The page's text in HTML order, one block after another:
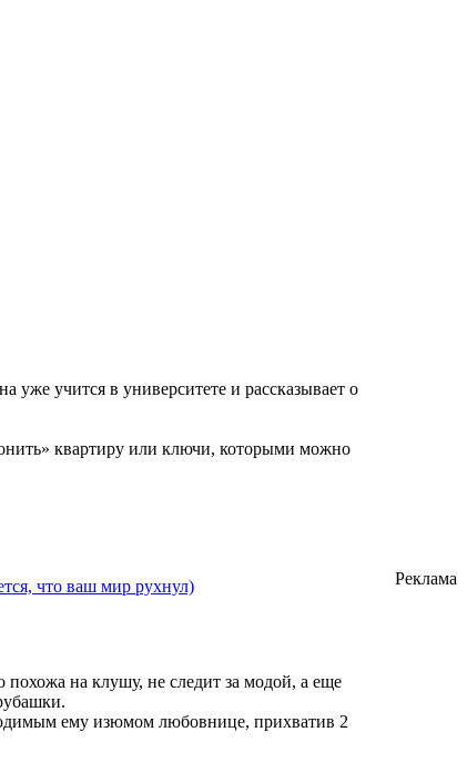
уже учится в университете и рассказывает о
квартиру или ключи, которыми можно
что ваш мир рухнул)
похожа на клушу, не следит за модой, а еще
ему изюмом любовнице, прихватив 2
Реклама